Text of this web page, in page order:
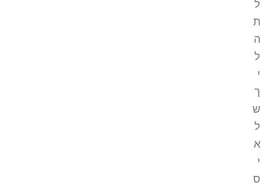
ל
ת
ה
ל
י
ך
ש
ל
א
י
ס